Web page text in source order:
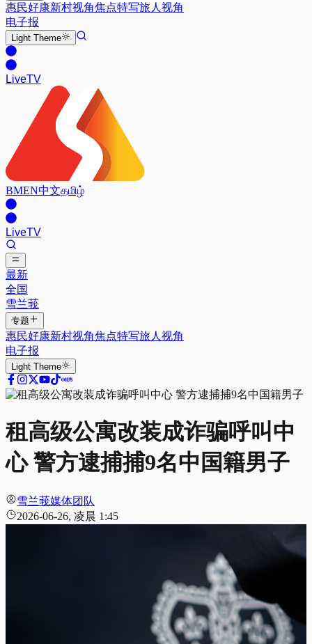
惠民好康新村视角焦点特写旅人视角
电子报
Light Theme
LiveTV
BMEN中文தமிழ்
LiveTV
最新
全国
雪兰莪
专题
惠民好康新村视角焦点特写旅人视角
电子报
Light Theme
租高级公寓改装成诈骗呼叫中
心 警方逮捕捕9名中国籍男子
雪兰莪媒体团队
2026-06-26, 凌晨 1:45